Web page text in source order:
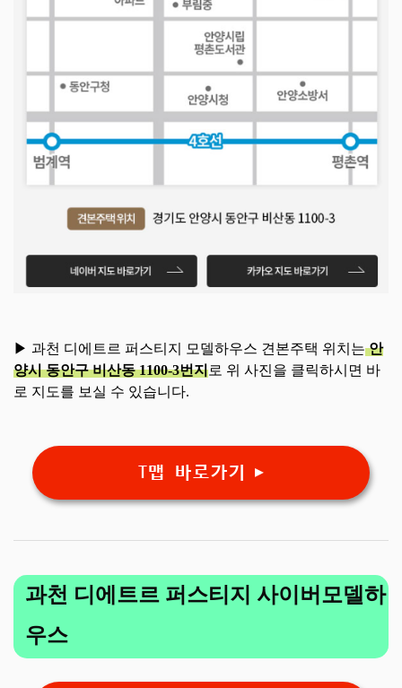
▶ 과천 디에트르 퍼스티지 모델하우스 견본주택 위치는안
양시 동안구 비산동 1100-3번지로 위 사진을 클릭하시면 바
로 지도를 보실 수 있습니다.
T맵 바로가기 ▶
과천 디에트르 퍼스티지 사이버모델하
우스